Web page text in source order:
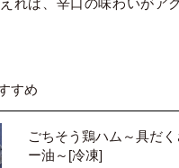
れば、辛口の味わいがア
すめ
ごちそう鶏ハム～具だく
ー油～[冷凍]